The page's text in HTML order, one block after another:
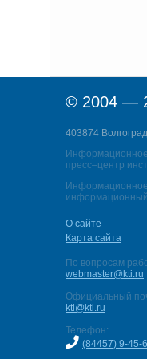
© 2004 —
403874
пресс–центр
О сайте
Карта сайта
По вопросам
webmaster@kti.ru
Официальный
kti@kti.ru
Телефон:
(84457) 9-45-